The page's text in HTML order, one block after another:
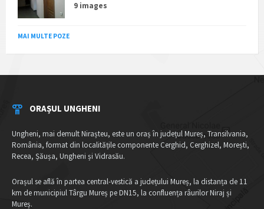
9 images
MAI MULTE POZE
ORAȘUL UNGHENI
Ungheni, mai demult Nirașteu, este un oraș în județul Mureș, Transilvania,
România, format din localitățile componente Cerghid, Cerghizel, Morești,
Recea, Șăușa, Ungheni și Vidrasău.
Orașul se află în partea central-vestică a județului Mureș, la distanța de 11
km de municipiul Târgu Mureș pe DN15, la confluența râurilor Niraj și
Mureș.